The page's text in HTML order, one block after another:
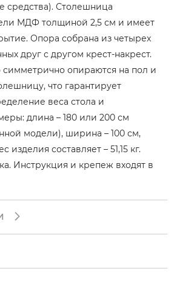
средства). Столешница
МДФ толщиной 2,5 см и имеет
Опора собрана из четырех
друг с другом крест-накрест.
симметрично опираются на пол и
что гарантирует
веса стола и
длина – 180 или 200 см
модели), ширина – 100 см,
изделия составляет – 51,15 кг.
Инструкция и крепеж входят в